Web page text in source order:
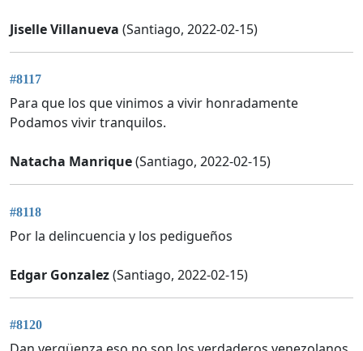
Jiselle Villanueva (Santiago, 2022-02-15)
#8117
Para que los que vinimos a vivir honradamente
Podamos vivir tranquilos.
Natacha Manrique(Santiago, 2022-02-15)
#8118
Por la delincuencia y los pedigueños
Edgar Gonzalez(Santiago, 2022-02-15)
#8120